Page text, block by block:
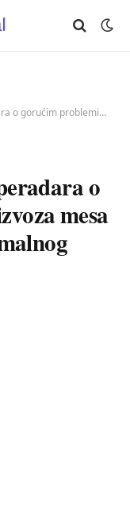
mesa i jaja te odlaganju animalnog otpada
o
mesa